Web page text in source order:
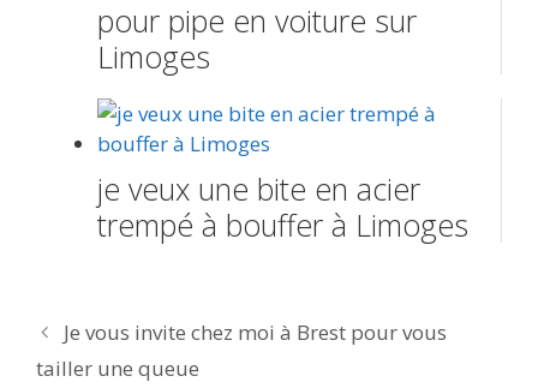
pour pipe en voiture sur
Limoges
je veux une bite en acier
trempé à bouffer à Limoges
Navigation
des
Je vous invite chez moi à Brest pour vous
tailler une queue